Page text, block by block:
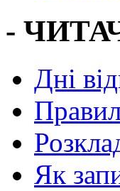
-
Дні
Як